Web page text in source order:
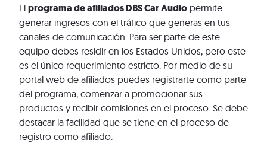
El programa de afiliados DBS Car Audio permite
generar ingresos con el tráfico que generas en tus
canales de comunicación. Para ser parte de este
equipo debes residir en los Estados Unidos, pero este
es el único requerimiento estricto. Por medio de su
portal web de afiliados puedes registrarte como parte
del programa, comenzar a promocionar sus
productos y recibir comisiones en el proceso. Se debe
destacar la facilidad que se tiene en el proceso de
registro como afiliado.